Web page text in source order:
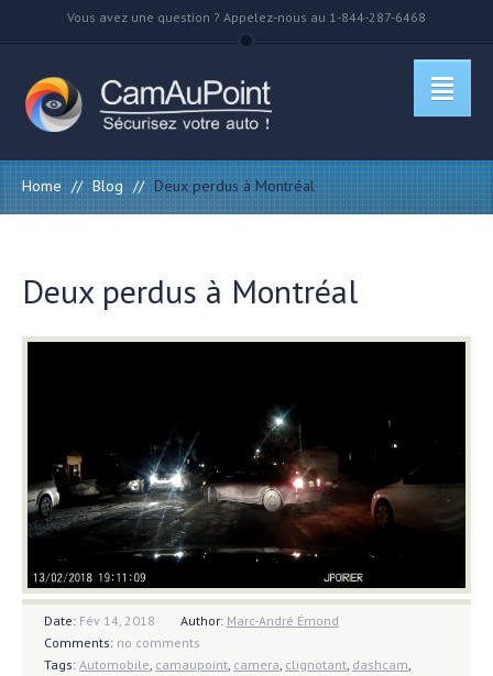
Vous avez une question ? Appelez-nous au 1-844-287-6468
Home // Blog // Deux perdus à Montréal
Deux perdus à Montréal
Date: Fév 14, 2018 Author: Marc-André Émond
Comments: no comments
Tags: Automobile camaupoint camera clignotant dashcam